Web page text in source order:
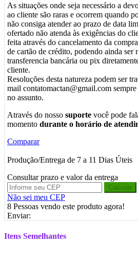
As situações onde seja necessário a
ao cliente são raras e ocorrem quando
não consiga atender ao prazo de data
ofertado não atenda às exigências do
feita através do cancelamento da
de cartão de crédito, podendo ainda ser
transferencia bancária ou pix
cliente.
Resoluções desta natureza podem ser
mail contatomactan@gmail.com
no assunto.
Através do nosso suporte você pode
momento durante o horário de
Comparar
Produção/Entrega de 7 a 11 Dias Úteis
Consultar prazo e valor da entrega
Calcular
Não sei meu CEP
8 Pessoas vendo este produto agora!
Enviar:
Itens Semelhantes